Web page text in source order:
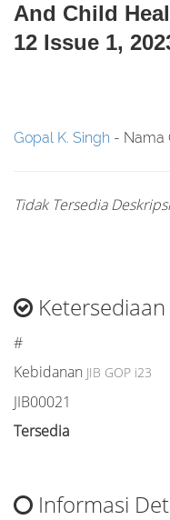
And Child
12 Issue 1,
Gopal K. Singh - Nama
Tidak Tersedia Deskripsi
Ketersediaan
#
Kebidanan JIB GOP i23
JIB00021
Tersedia
Informasi